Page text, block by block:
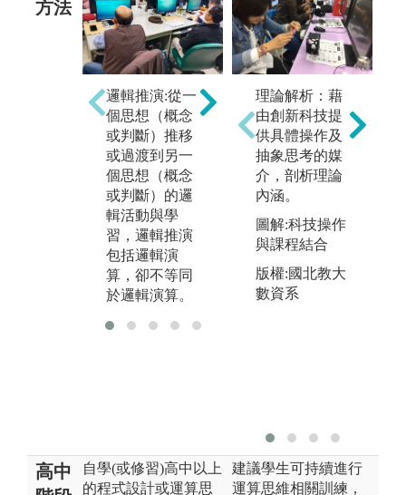
方法
邏輯推演:從一
個思想（概念
或判斷）推移
或過渡到另一
個思想（概念
或判斷）的邏
輯活動與學
習，邏輯推演
包括邏輯演
算，卻不等同
於邏輯演算。
團隊學習:是指
一個單位的集
體性學習，學
生之間的互相
學習、互相交
流、互相啟
發、共同進
步。
理論解析：藉
由創新科技提
供具體操作及
抽象思考的媒
介，剖析理論
內涵。
圖解:科技操作
與課程結合
版權:國北教大
數資系
高中
自學(或修習)高中以上
的程式設計或運算思
建議學生可持續進行
運算思維相關訓練，